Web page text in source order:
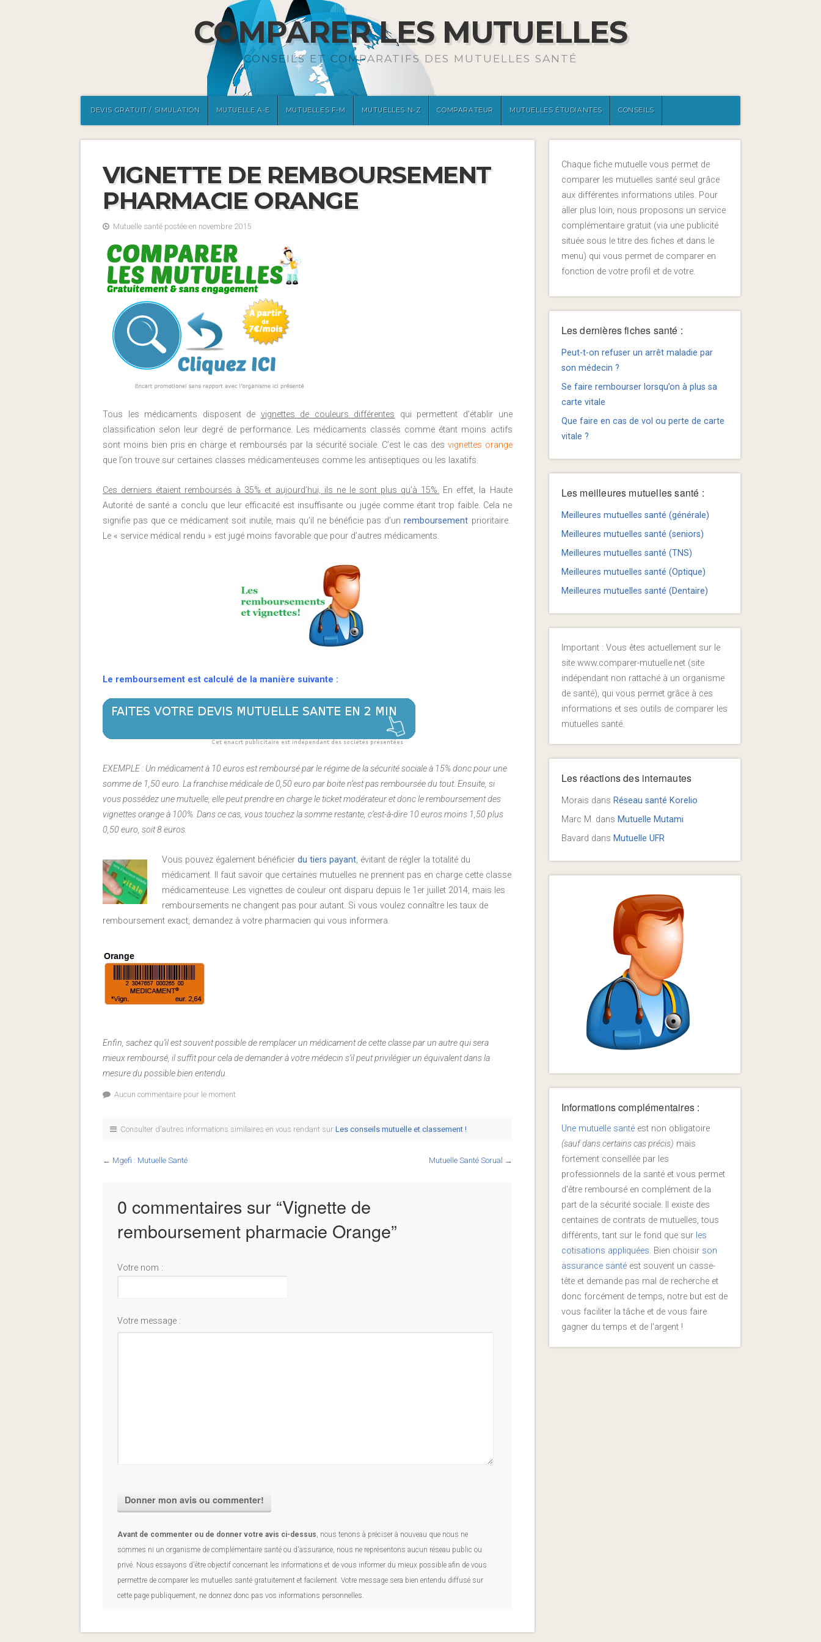
COMPARER LES MUTUELLES
CONSEILS ET COMPARATIFS DES MUTUELLES SANTÉ
DEVIS GRATUIT / SIMULATION MUTUELLE A-E MUTUELLES F-M MUTUELLES N-Z COMPARATEUR MUTUELLES ÉTUDIANTES CONSEILS
VIGNETTE DE REMBOURSEMENT
PHARMACIE ORANGE
Mutuelle santé postée en novembre 2015
Tous les médicaments disposent de vignettes de couleurs différentes qui permettent d’établir une
classification selon leur degré de performance. Les médicaments classés comme étant moins actifs
sont moins bien pris en charge et remboursés par la sécurité sociale. C’est le cas des vignettes orange
que l’on trouve sur certaines classes médicamenteuses comme les antiseptiques ou les laxatifs.
Ces derniers étaient remboursés à 35% et aujourd’hui, ils ne le sont plus qu’à 15%. En effet, la Haute
Autorité de santé a conclu que leur efficacité est insuffisante ou jugée comme étant trop faible. Cela ne
signifie pas que ce médicament soit inutile, mais qu’il ne bénéficie pas d’unremboursement prioritaire.
Le « service médical rendu » est jugé moins favorable que pour d’autres médicaments.
Le remboursement est calculé de la manière suivante :
EXEMPLE : Un médicament à 10 euros est remboursé par le régime de la sécurité sociale à 15% donc pour une
somme de 1,50 euro. La franchise médicale de 0,50 euro par boite n’est pas remboursée du tout. Ensuite, si
vous possédez une mutuelle, elle peut prendre en charge le ticket modérateur et donc le remboursement des
vignettes orange à 100%. Dans ce cas, vous touchez la somme restante, c’est-à-dire 10 euros moins 1,50 plus
0,50 euro, soit 8 euros.
Vous pouvez également bénéficier du tiers payant, évitant de régler la totalité du
médicament. Il faut savoir que certaines mutuelles ne prennent pas en charge cette classe
médicamenteuse. Les vignettes de couleur ont disparu depuis le 1er juillet 2014, mais les
remboursements ne changent pas pour autant. Si vous voulez connaître les taux de
remboursement exact, demandez à votre pharmacien qui vous informera.
Enfin, sachez qu’il est souvent possible de remplacer un médicament de cette classe par un autre qui sera
mieux remboursé, il suffit pour cela de demander à votre médecin s’il peut privilégier un équivalent dans la
mesure du possible bien entendu.
Aucun commentaire pour le moment
Consulter d'autres informations similaires en vous rendant sur Les conseils mutuelle et classement !
← Mgefi : Mutuelle Santé Mutuelle Santé Sorual →
0 commentaires sur “Vignette de
remboursement pharmacie Orange”
Votre nom :
Votre message :
Avant de commenter ou de donner votre avis ci-dessus, nous tenons à préciser à nouveau que nous ne
sommes ni un organisme de complémentaire santé ou d'assurance, nous ne représentons aucun réseau public ou
privé. Nous essayons d'être objectif concernant les informations et de vous informer du mieux possible afin de vous
permettre de comparer les mutuelles santé gratuitement et facilement. Votre message sera bien entendu diffusé sur
cette page publiquement, ne donnez donc pas vos informations personnelles.
Chaque fiche mutuelle vous permet de
comparer les mutuelles santé seul grâce
aux différentes informations utiles. Pour
aller plus loin, nous proposons un service
complémentaire gratuit (via une publicité
située sous le titre des fiches et dans le
menu) qui vous permet de comparer en
fonction de votre profil et de votre.
Les dernières fiches santé :
Peut-t-on refuser un arrêt maladie par
son médecin ?
Se faire rembourser lorsqu’on à plus sa
carte vitale
Que faire en cas de vol ou perte de carte
vitale ?
Les meilleures mutuelles santé :
Meilleures mutuelles santé (générale)
Meilleures mutuelles santé (seniors)
Meilleures mutuelles santé (TNS)
Meilleures mutuelles santé (Optique)
Meilleures mutuelles santé (Dentaire)
Important : Vous êtes actuellement sur le
site www.comparer-mutuelle.net (site
indépendant non rattaché à un organisme
de santé), qui vous permet grâce à ces
informations et ses outils de comparer les
mutuelles santé.
Les réactions des internautes
Morais dans Réseau santé Korelio
Marc M. dans Mutuelle Mutami
Bavard dans Mutuelle UFR
Informations complémentaires :
Une mutuelle santéest non obligatoire
(sauf dans certains cas précis) mais
fortement conseillée par les
professionnels de la santé et vous permet
d'être remboursé en complément de la
part de la sécurité sociale. Il existe des
centaines de contrats de mutuelles, tous
différents, tant sur le fond que sur les
cotisations appliquées. Bien choisir son
assurance santéest souvent un casse-
tête et demande pas mal de recherche et
donc forcément de temps, notre but est de
vous faciliter la tâche et de vous faire
gagner du temps et de l'argent !